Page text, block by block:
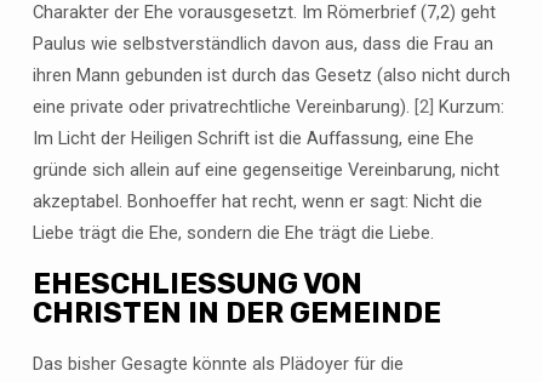
Charakter der Ehe vorausgesetzt. Im Römerbrief (7,2) geht
Paulus wie selbstverständlich davon aus, dass die Frau an
ihren Mann gebunden ist durch das Gesetz (also nicht durch
eine private oder privatrechtliche Vereinbarung). [2] Kurzum:
Im Licht der Heiligen Schrift ist die Auffassung, eine Ehe
gründe sich allein auf eine gegenseitige Vereinbarung, nicht
akzeptabel. Bonhoeffer hat recht, wenn er sagt: Nicht die
Liebe trägt die Ehe, sondern die Ehe trägt die Liebe.
EHESCHLIESSUNG VON C
HRISTEN IN DER GEMEINDE
Das bisher Gesagte könnte als Plädoyer für die